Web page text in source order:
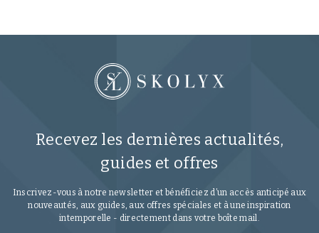
Recevez les dernières actualités,
guides et offres
Inscrivez-vous à notre newsletter et bénéficiez d’un accès anticipé aux
nouveautés, aux guides, aux offres spéciales et à une inspiration
intemporelle - directement dans votre boîte mail.